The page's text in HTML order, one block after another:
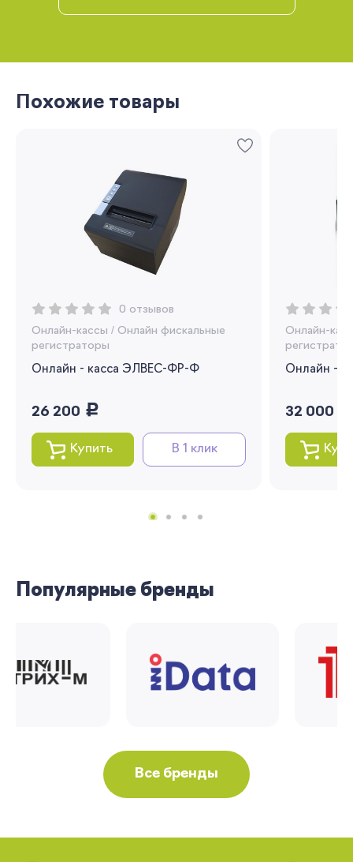
Похожие товары
0 отзывов
Онлайн-кассы / Онлайн фискальные
регистраторы
Онлайн - касса ЭЛВЕС-ФР-Ф
26 200 руб.
Купить В 1 клик
Онлайн-
Онлайн -
32 000
Популярные бренды
Все бренды
Я согласен на обработку моих
персональных данных
Вернуться
Вы сможете отслеживать статус своих
заказов и получать индивидуальные
рекомендации